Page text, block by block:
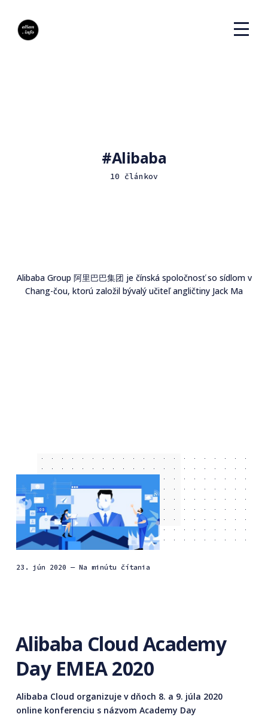
Alibaba
10 článkov
Alibaba Group 阿里巴巴集团 je čínská spoločnosť so sídlom v
Chang-čou, ktorú založil bývalý učiteľ angličtiny Jack Ma
23. jún 2020 — Na minútu čítania
Alibaba Cloud Academy
Day EMEA 2020
Alibaba Cloud organizuje v dňoch 8. a 9. júla 2020
online konferenciu s názvom Academy Day